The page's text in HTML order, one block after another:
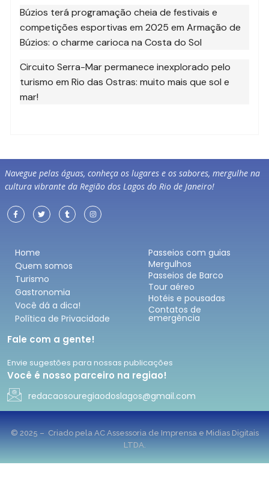
Búzios terá programação cheia de festivais e
competições esportivas em 2025 emArmação de
Búzios: o charme carioca na Costa do Sol
Circuito Serra-Mar permanece inexplorado pelo
turismo emRio das Ostras: muito mais que sol e
mar!
Navegue pelas águas, conheça os lugares e os sabores, mergulhe na
cultura vibrante da Região dos Lagos do Rio de Janeiro!
Home
Quem somos
Turismo
Gastronomia
Você dá a dica!
Política de Privacidade
Passeios com guias
Mergulhos
Passeios de Barco
Tour aéreo
Hotéis e pousadas
Contatos de
emergência
Fale com a gente!
Envie sugestões para nossas publicações
Você é nosso parceiro na regiao!
redacaosouregiaodoslagos@gmail.com
© 2025 – Criado pela AC Assessoria de Imprensa e Midias Digitais
LTDA.